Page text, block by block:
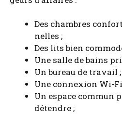
Des chambres
nelles ;
Des lits bien
Une salle de bains
Un bureau de tra­vail ;
Une connexion Wi-
Un espace com­mun
détendre ;